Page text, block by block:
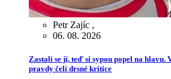
Petr Zajíc ,
06. 08. 2026
Zastali se jí, teď si sypou popel na hlavu.
pravdy čelí drsné kritice